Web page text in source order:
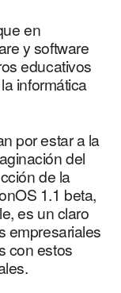
en
y software
educativos
informática
por estar a la
del
de la
1.1 beta,
es un claro
empresariales
con estos